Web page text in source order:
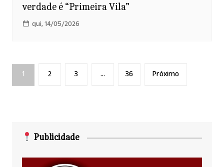
verdade é “Primeira Vila”
qui, 14/05/2026
Paginação
de
1 2 3 … 36 Próximo
Publicidade